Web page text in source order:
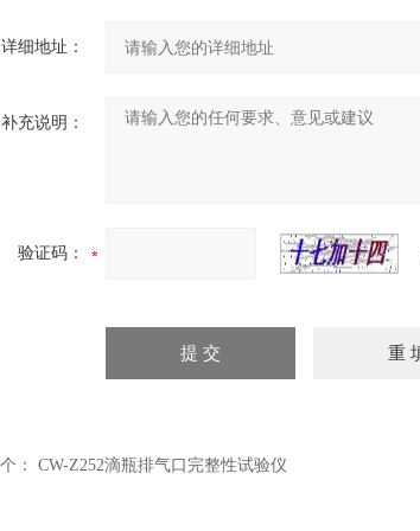
详细地址：
补充说明：
验证码：
： CW-Z252滴瓶排气口完整性试验仪